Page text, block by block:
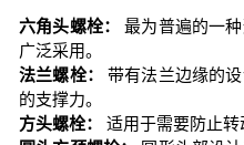
六角头螺栓：
最为普遍的一
广泛采用。
法兰螺栓：
带有法兰边缘的
的支撑力。
方头螺栓：
适用于需要防止转